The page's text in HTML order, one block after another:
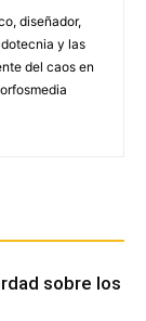
diseñador,
y las
del caos en
sobre los